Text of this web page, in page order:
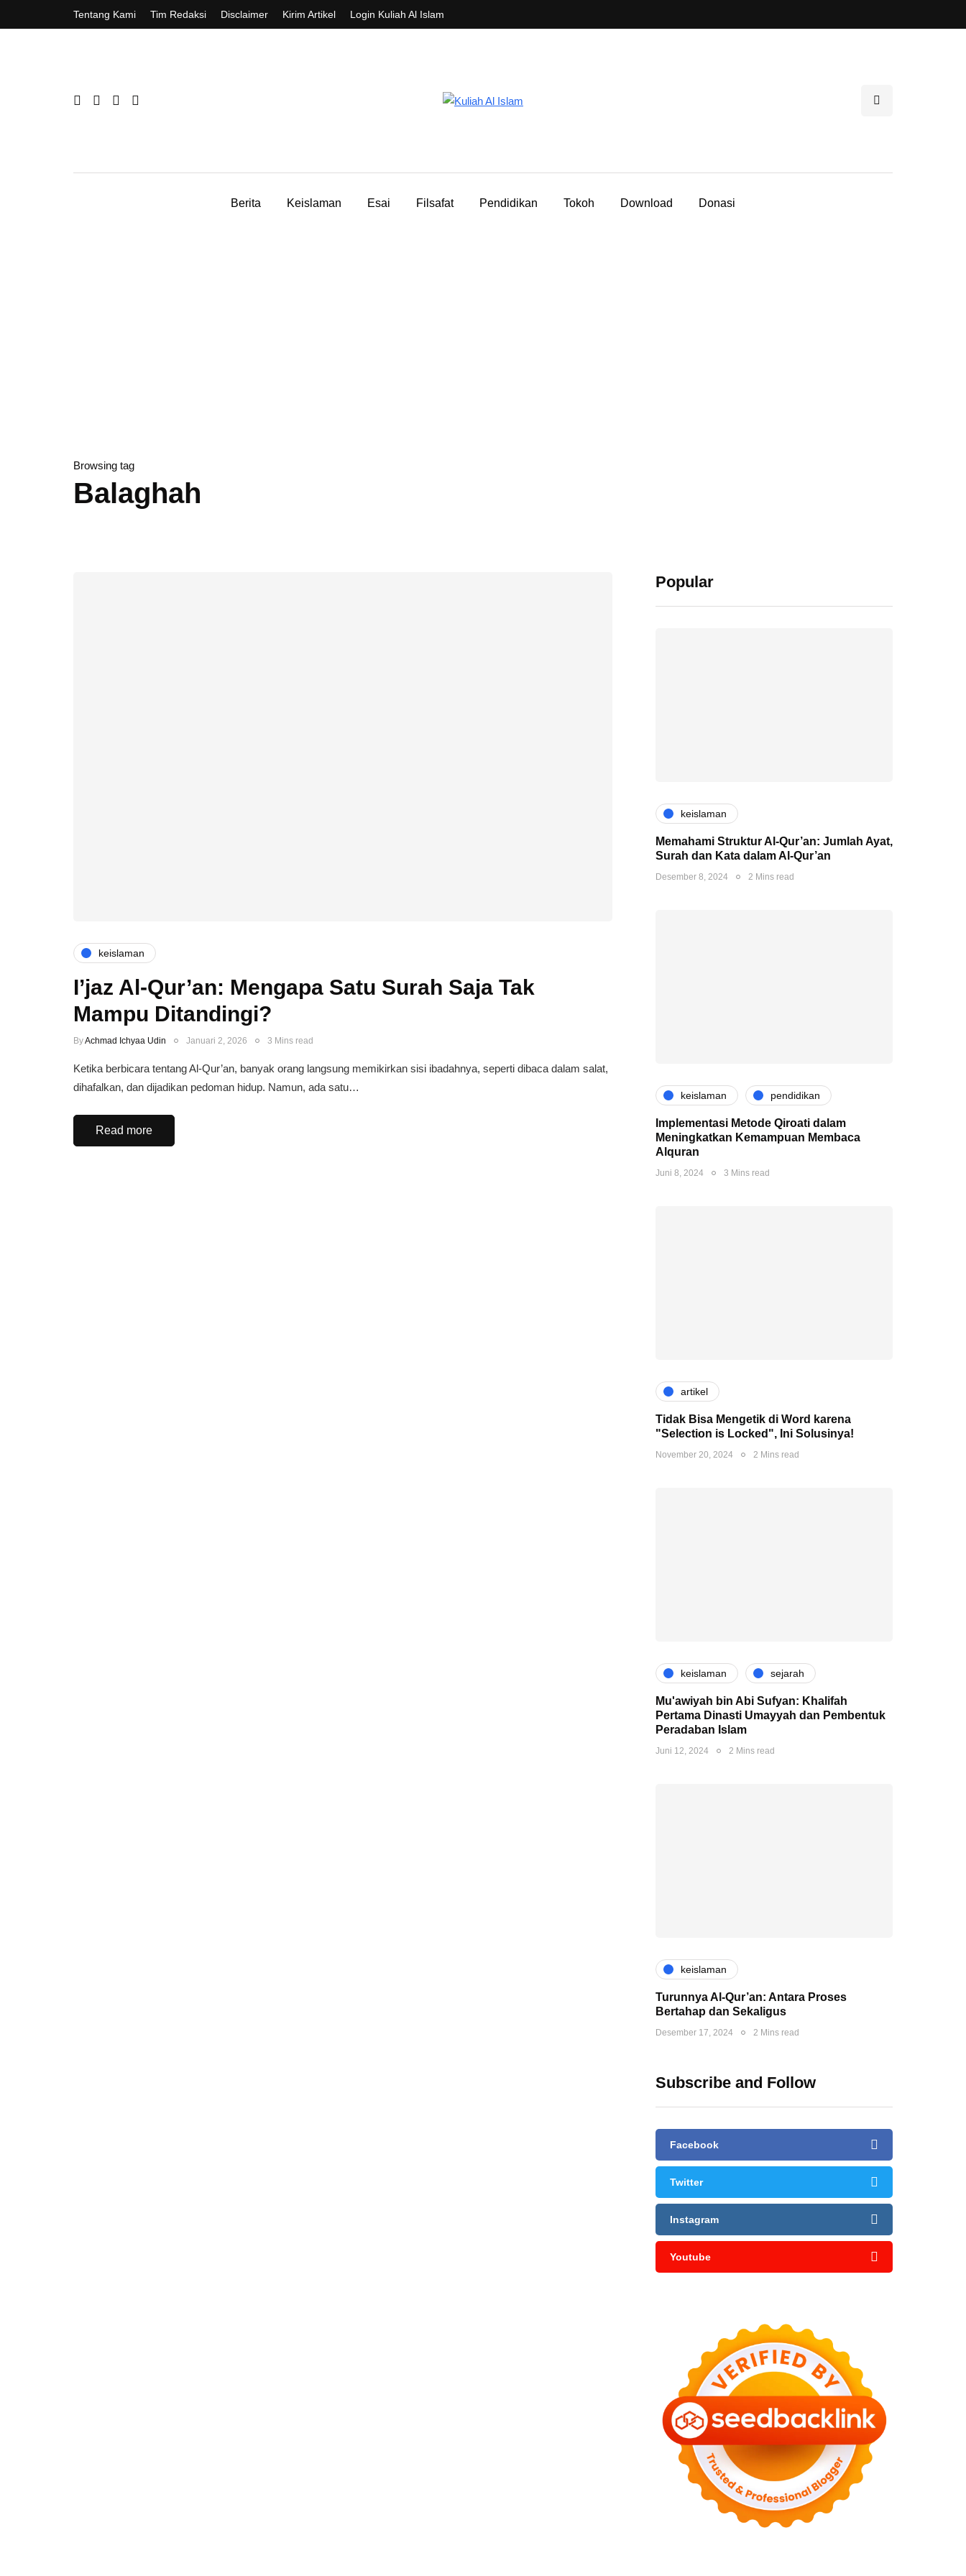
Tentang Kami Tim Redaksi Disclaimer Kirim Artikel Login Kuliah Al Islam
Berita Keislaman Esai Filsafat Pendidikan Tokoh Download Donasi
Browsing tag
Balaghah
keislaman
I’jaz Al-Qur’an: Mengapa Satu Surah Saja Tak
Mampu Ditandingi?
ByAchmad Ichyaa Udin Januari 2, 2026 3 Mins read
Ketika berbicara tentang Al-Qur’an, banyak orang langsung memikirkan sisi ibadahnya, seperti dibaca dalam salat,
dihafalkan, dan dijadikan pedoman hidup. Namun, ada satu…
Read more
Popular
keislaman
Memahami Struktur Al-Qur’an: Jumlah Ayat,
Surah dan Kata dalam Al-Qur’an
Desember 8, 2024 2 Mins read
keislaman pendidikan
Implementasi Metode Qiroati dalam
Meningkatkan Kemampuan Membaca
Alquran
Juni 8, 2024 3 Mins read
artikel
Tidak Bisa Mengetik di Word karena
"Selection is Locked", Ini Solusinya!
November 20, 2024 2 Mins read
keislaman sejarah
Mu'awiyah bin Abi Sufyan: Khalifah
Pertama Dinasti Umayyah dan Pembentuk
Peradaban Islam
Juni 12, 2024 2 Mins read
keislaman
Turunnya Al-Qur’an: Antara Proses
Bertahap dan Sekaligus
Desember 17, 2024 2 Mins read
Subscribe and Follow
Facebook
Twitter
Instagram
Youtube